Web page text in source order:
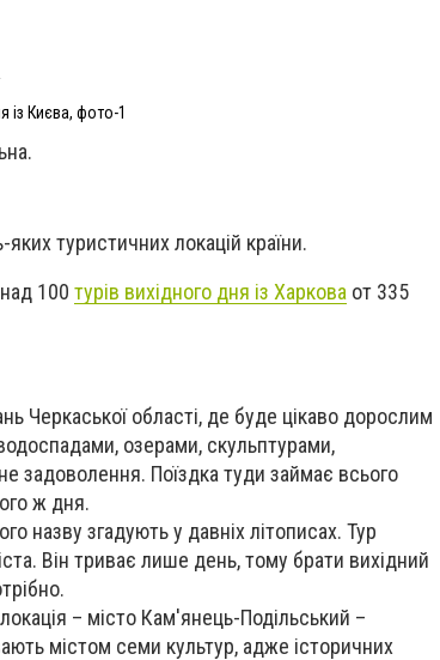
із Києва, фото-1
туристичних локацій країни.
100 турів вихідного дня із Харкова от 335
Черкаської області, де буде цікаво дорослим
озерами, скульптурами,
задоволення. Поїздка туди займає всього
ж дня.
назву згадують у давніх літописах. Тур
Він триває лише день, тому брати вихідний
– місто Кам'янець-Подільський –
містом семи культур, адже історичних